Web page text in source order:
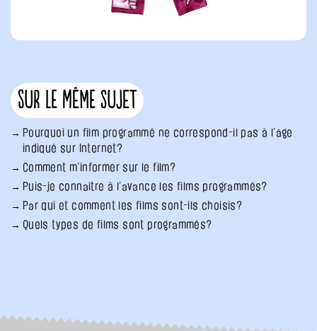
Sur le même sujet
Pourquoi un film programmé ne correspond-il pas à l’âge
indiqué sur Internet?
Comment m’informer sur le film?
Puis-je connaître à l’avance les films programmés?
Par qui et comment les films sont-ils choisis?
Quels types de films sont programmés?